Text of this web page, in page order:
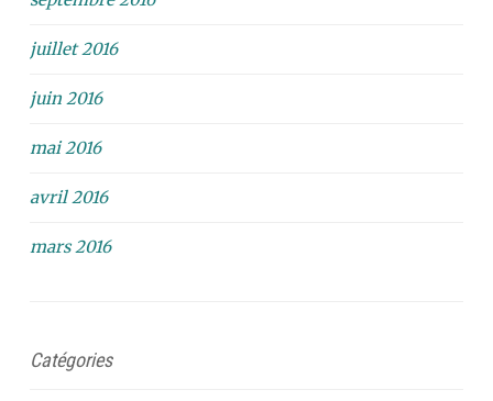
juillet 2016
juin 2016
mai 2016
avril 2016
mars 2016
Catégories